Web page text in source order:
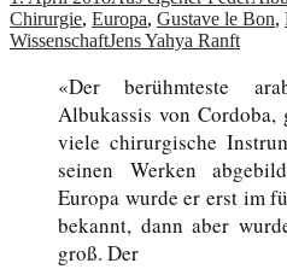
Chirurgie, Europa, Gustave le Bon,
WissenschaftJens Yahya Ranft
«Der berühmteste
Albukassis von Cordoba,
viele chirurgische
seinen Werken
Europa wurde er erst im
bekannt, dann aber
groß. Der